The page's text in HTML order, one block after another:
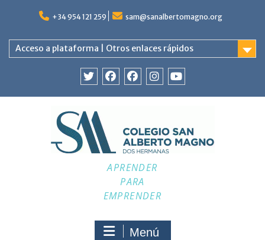
+34 954 121 259 sam@sanalbertomagno.org
Acceso a plataforma | Otros enlaces rápidos
APRENDER
PARA
EMPRENDER
Menú